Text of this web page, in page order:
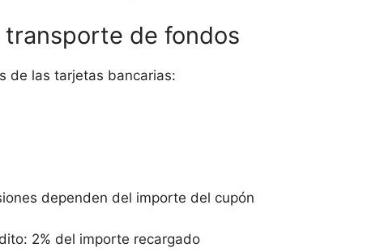
de fondos
de las tarjetas bancarias:
dependen del importe del cupón
2% del importe recargado